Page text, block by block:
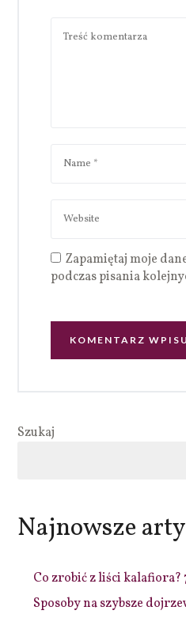
Zapamiętaj moje
podczas pisania
Szukaj
Najnowsze
Co zrobić z liści kalafiora?
Sposoby na szybsze